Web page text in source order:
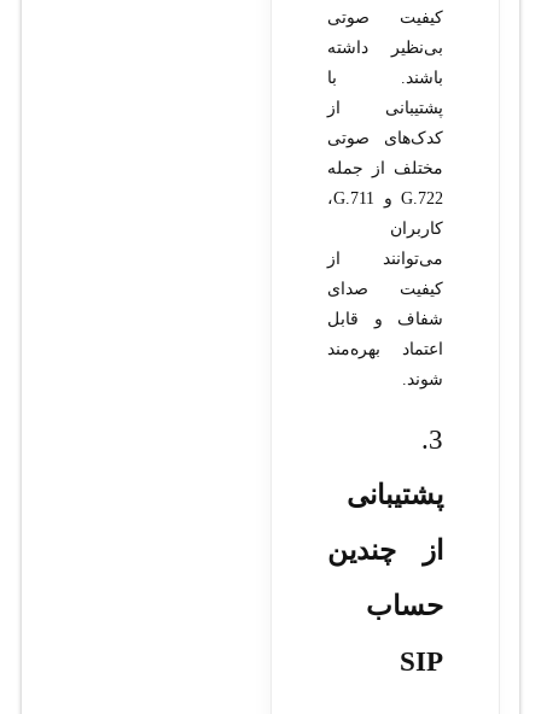
کیفیت صوتی
بی‌نظیر داشته
باشند. با
پشتیبانی از
کدک‌های صوتی
مختلف از جمله
G.722 و G.711،
کاربران
می‌توانند از
کیفیت صدای
شفاف و قابل
اعتماد بهره‌مند
شوند.
3.
پشتیبانی
از چندین
حساب
SIP